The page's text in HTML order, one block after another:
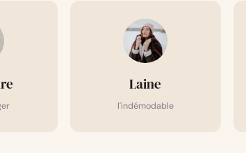
Laine
l'indémodable